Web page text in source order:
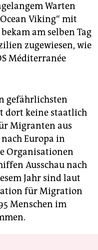
Warten
Viking“ mit
am selben Tag
zugewiesen, wie
Méditerranée
gefährlichsten
dort keine staatlich
Migranten aus
Europa in
Organisationen
Ausschau nach
Jahr sind laut
für Migration
Menschen im